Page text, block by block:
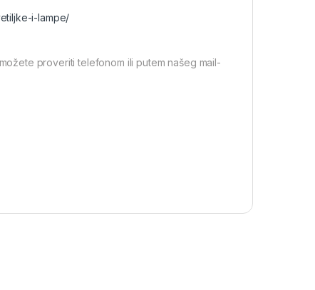
i-lampe/
proveriti telefonom ili putem našeg mail-